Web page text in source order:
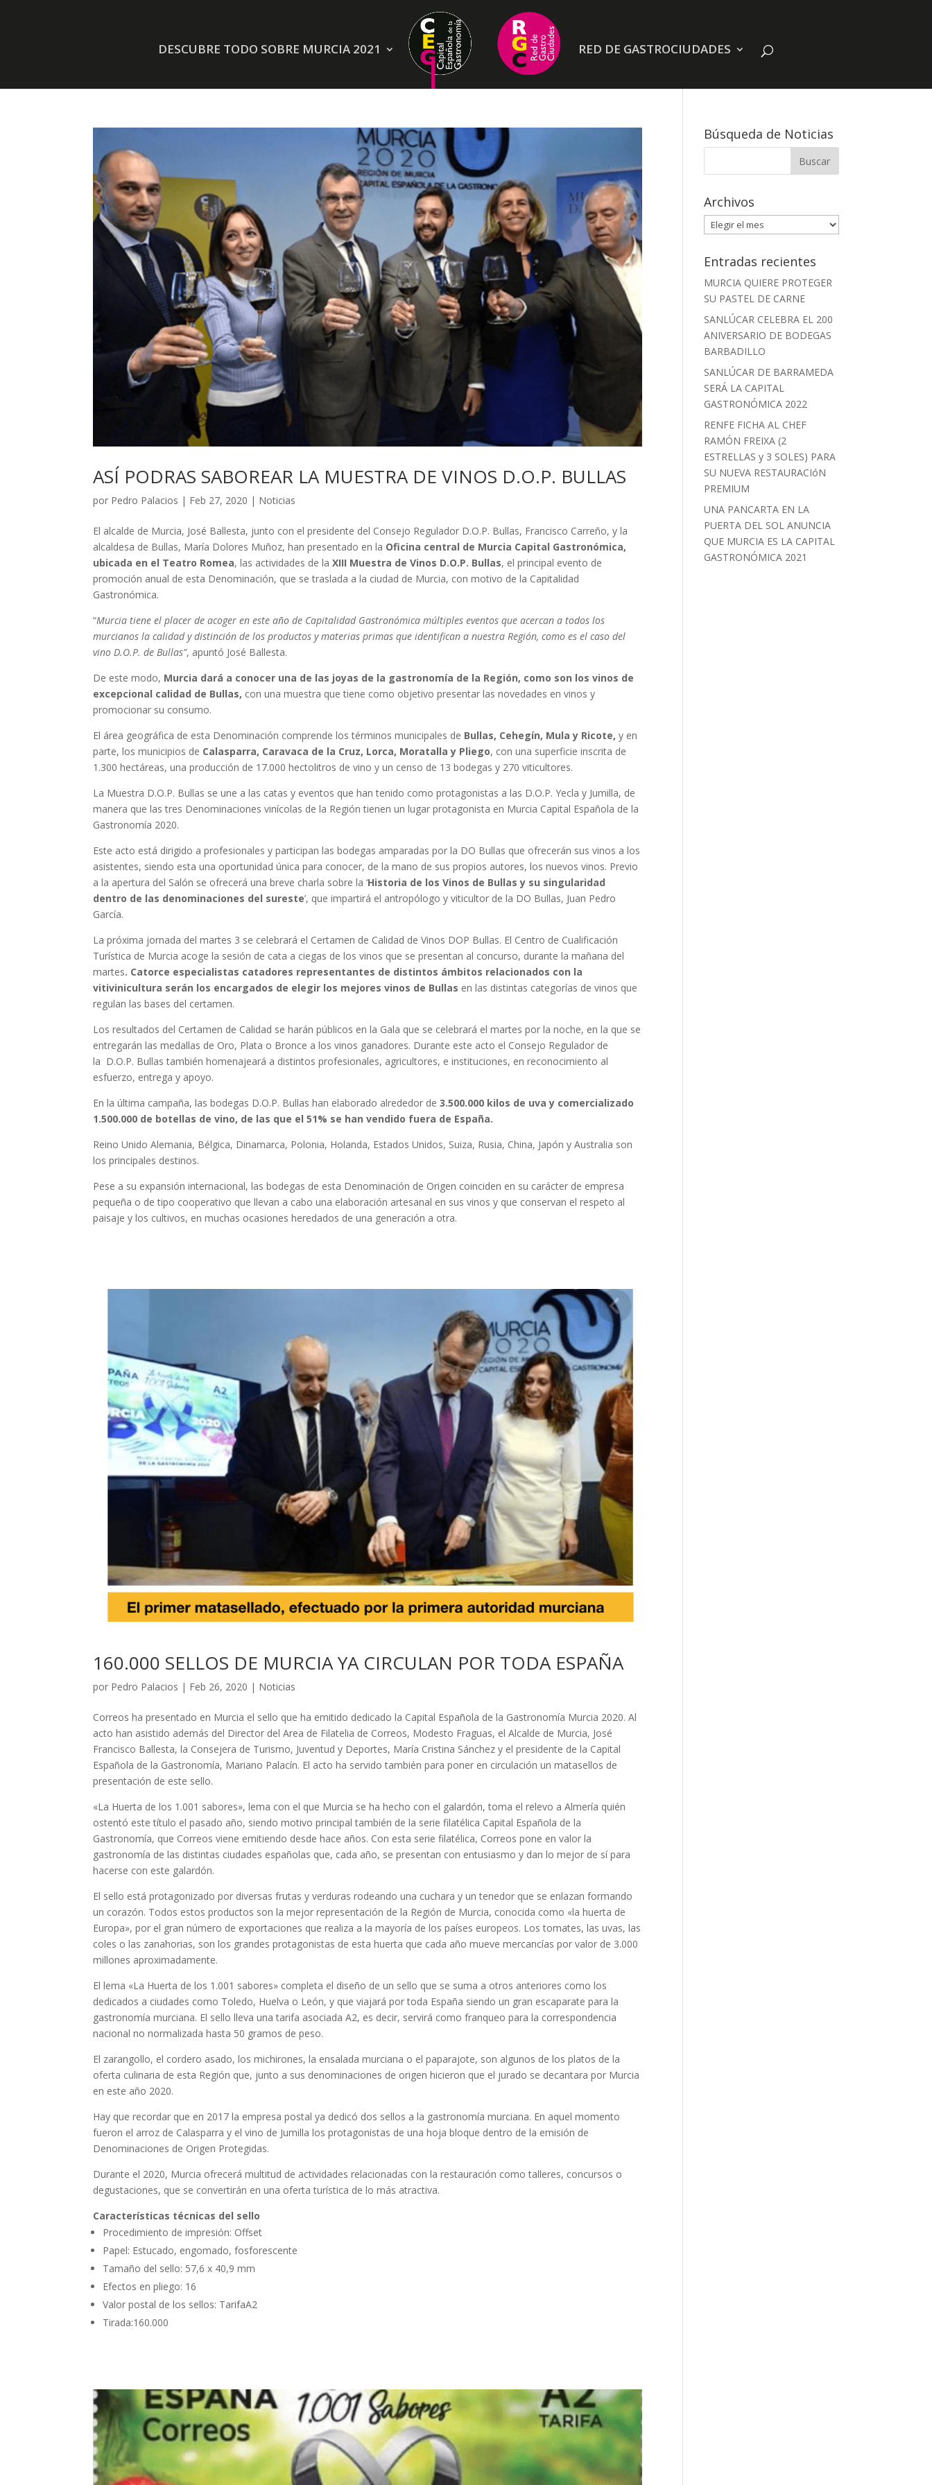
DESCUBRE TODO SOBRE MURCIA 2021 RED DE GASTROCIUDADES
ASÍ PODRAS SABOREAR LA MUESTRA DE VINOS D.O.P. BULLAS
por Pedro Palacios | Feb 27, 2020 | Noticias
El alcalde de Murcia, José Ballesta, junto con el presidente del Consejo Regulador D.O.P. Bullas, Francisco Carreño, y la
alcaldesa de Bullas, María Dolores Muñoz, han presentado en la Oficina central de Murcia Capital Gastronómica,
ubicada en el Teatro Romea, las actividades de laXIII Muestra de Vinos D.O.P. Bullas, el principal evento de
promoción anual de esta Denominación, que se traslada a la ciudad de Murcia, con motivo de la Capitalidad
Gastronómica.
“Murcia tiene el placer de acoger en este año de Capitalidad Gastronómica múltiples eventos que acercan a todos los
murcianos la calidad y distinción de los productos y materias primas que identifican a nuestra Región, como es el caso del
vino D.O.P. de Bullas”, apuntó José Ballesta.
De este modo, Murcia dará a conocer una de las joyas de la gastronomía de la Región, como son los vinos de
excepcional calidad de Bullas, con una muestra que tiene como objetivo presentar las novedades en vinos y
promocionar su consumo.
El área geográfica de esta Denominación comprende los términos municipales de Bullas, Cehegín, Mula y Ricote,y en
parte, los municipios de Calasparra, Caravaca de la Cruz, Lorca, Moratalla y Pliego, con una superficie inscrita de
1.300 hectáreas, una producción de 17.000 hectolitros de vino y un censo de 13 bodegas y 270 viticultores.
La Muestra D.O.P. Bullas se une a las catas y eventos que han tenido como protagonistas a las D.O.P. Yecla y Jumilla, de
manera que las tres Denominaciones vinícolas de la Región tienen un lugar protagonista en Murcia Capital Española de la
Gastronomía 2020.
Este acto está dirigido a profesionales y participan las bodegas amparadas por la DO Bullas que ofrecerán sus vinos a los
asistentes, siendo esta una oportunidad única para conocer, de la mano de sus propios autores, los nuevos vinos. Previo
a la apertura del Salón se ofrecerá una breve charla sobre la ‘Historia de los Vinos de Bullas y su singularidad
dentro de las denominaciones del sureste’, que impartirá el antropólogo y viticultor de la DO Bullas, Juan Pedro
García.
La próxima jornada del martes 3 se celebrará el Certamen de Calidad de Vinos DOP Bullas. El Centro de Cualificación
Turística de Murcia acoge la sesión de cata a ciegas de los vinos que se presentan al concurso, durante la mañana del
martes. Catorce especialistas catadores representantes de distintos ámbitos relacionados con la
vitivinicultura serán los encargados de elegir los mejores vinos de Bullas en las distintas categorías de vinos que
regulan las bases del certamen.
Los resultados del Certamen de Calidad se harán públicos en la Gala que se celebrará el martes por la noche, en la que se
entregarán las medallas de Oro, Plata o Bronce a los vinos ganadores. Durante este acto el Consejo Regulador de
la D.O.P. Bullas también homenajeará a distintos profesionales, agricultores, e instituciones, en reconocimiento al
esfuerzo, entrega y apoyo.
En la última campaña, las bodegas D.O.P. Bullas han elaborado alrededor de3.500.000 kilos de uva y comercializado
1.500.000 de botellas de vino, de las que el 51% se han vendido fuera de España.
Reino Unido Alemania, Bélgica, Dinamarca, Polonia, Holanda, Estados Unidos, Suiza, Rusia, China, Japón y Australia son
los principales destinos.
Pese a su expansión internacional, las bodegas de esta Denominación de Origen coinciden en su carácter de empresa
pequeña o de tipo cooperativo que llevan a cabo una elaboración artesanal en sus vinos y que conservan el respeto al
paisaje y los cultivos, en muchas ocasiones heredados de una generación a otra.
160.000 SELLOS DE MURCIA YA CIRCULAN POR TODA ESPAÑA
por Pedro Palacios | Feb 26, 2020 | Noticias
Correos ha presentado en Murcia el sello que ha emitido dedicado la Capital Española de la Gastronomía Murcia 2020. Al
acto han asistido además del Director del Area de Filatelia de Correos, Modesto Fraguas, el Alcalde de Murcia, José
Francisco Ballesta, la Consejera de Turismo, Juventud y Deportes, María Cristina Sánchez y el presidente de la Capital
Española de la Gastronomía, Mariano Palacín. El acto ha servido también para poner en circulación un matasellos de
presentación de este sello.
«La Huerta de los 1.001 sabores», lema con el que Murcia se ha hecho con el galardón, toma el relevo a Almería quién
ostentó este título el pasado año, siendo motivo principal también de la serie filatélica Capital Española de la
Gastronomía, que Correos viene emitiendo desde hace años. Con esta serie filatélica, Correos pone en valor la
gastronomía de las distintas ciudades españolas que, cada año, se presentan con entusiasmo y dan lo mejor de sí para
hacerse con este galardón.
El sello está protagonizado por diversas frutas y verduras rodeando una cuchara y un tenedor que se enlazan formando
un corazón. Todos estos productos son la mejor representación de la Región de Murcia, conocida como «la huerta de
Europa», por el gran número de exportaciones que realiza a la mayoría de los países europeos. Los tomates, las uvas, las
coles o las zanahorias, son los grandes protagonistas de esta huerta que cada año mueve mercancías por valor de 3.000
millones aproximadamente.
El lema «La Huerta de los 1.001 sabores» completa el diseño de un sello que se suma a otros anteriores como los
dedicados a ciudades como Toledo, Huelva o León, y que viajará por toda España siendo un gran escaparate para la
gastronomía murciana. El sello lleva una tarifa asociada A2, es decir, servirá como franqueo para la correspondencia
nacional no normalizada hasta 50 gramos de peso.
El zarangollo, el cordero asado, los michirones, la ensalada murciana o el paparajote, son algunos de los platos de la
oferta culinaria de esta Región que, junto a sus denominaciones de origen hicieron que el jurado se decantara por Murcia
en este año 2020.
Hay que recordar que en 2017 la empresa postal ya dedicó dos sellos a la gastronomía murciana. En aquel momento
fueron el arroz de Calasparra y el vino de Jumilla los protagonistas de una hoja bloque dentro de la emisión de
Denominaciones de Origen Protegidas.
Durante el 2020, Murcia ofrecerá multitud de actividades relacionadas con la restauración como talleres, concursos o
degustaciones, que se convertirán en una oferta turística de lo más atractiva.
Características técnicas del sello
Procedimiento de impresión: Offset
Papel: Estucado, engomado, fosforescente
Tamaño del sello: 57,6 x 40,9 mm
Efectos en pliego: 16
Valor postal de los sellos: TarifaA2
Tirada:160.000
Búsqueda de Noticias
Archivos
Archivos
Entradas recientes
MURCIA QUIERE PROTEGER
SU PASTEL DE CARNE
SANLÚCAR CELEBRA EL 200
ANIVERSARIO DE BODEGAS
BARBADILLO
SANLÚCAR DE BARRAMEDA
SERÁ LA CAPITAL
GASTRONÓMICA 2022
RENFE FICHA AL CHEF
RAMÓN FREIXA (2
ESTRELLAS y 3 SOLES) PARA
SU NUEVA RESTAURACIóN
PREMIUM
UNA PANCARTA EN LA
PUERTA DEL SOL ANUNCIA
QUE MURCIA ES LA CAPITAL
GASTRONÓMICA 2021